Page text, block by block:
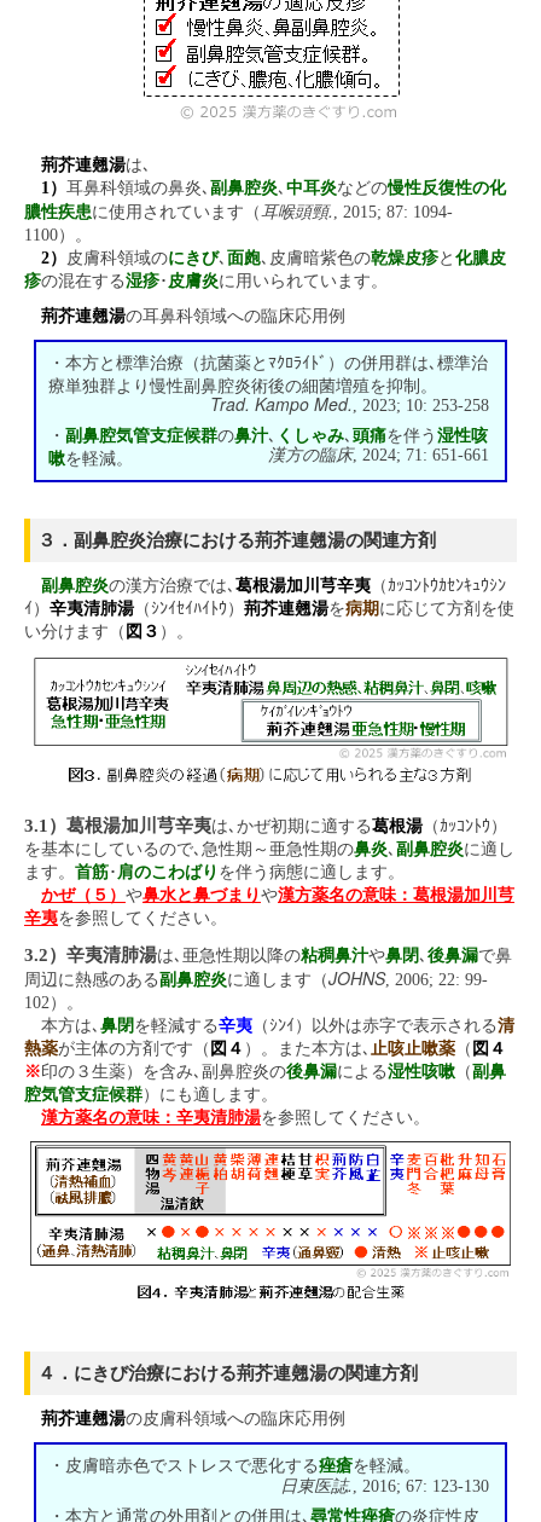
荊芥連翹湯は､
1） 耳鼻科領域の鼻炎､ 副鼻腔炎､ 中耳炎などの慢性反復性の化
膿性疾患に使用されています（耳喉頭頸.
, 2015; 87: 1094-
1100）。
2）
皮膚科領域のにきび､ 面皰､皮膚暗紫色の乾燥皮疹と 化膿皮
疹の混在する湿疹･ 皮膚炎に用いられています。
荊芥連翹湯の耳鼻科領域への臨床応用例
・本方と標準治療（抗菌薬とﾏｸﾛﾗｲﾄﾞ）の併用群は､標準治
療単独群より慢性副鼻腔炎術後の細菌増殖を抑制。
Trad. Kampo Med. , 2023; 10: 253-258
・副鼻腔気管支症候群の鼻汁､ くしゃみ､頭痛を伴う湿性咳
嗽を軽減。 漢方の臨床, 2024; 71: 651-661
３．副鼻腔炎治療における荊芥連翹湯の関連方剤
副鼻腔炎の漢方治療では､ 葛根湯加川芎辛夷 （ｶｯｺﾝﾄｳｶｾﾝｷｭｳｼﾝ
ｲ） 辛夷清肺湯（ｼﾝｲｾｲﾊｲﾄｳ） 荊芥連翹湯を病期 に応じて方剤を使
い分けます（ 図３ ）。
3.1）葛根湯加川芎辛夷は､かぜ初期に適する葛根湯（ｶｯｺﾝﾄｳ）
を基本にしているので､急性期～亜急性期の鼻炎､ 副鼻腔炎に適し
ます。 首筋･ 肩のこわばり を伴う病態に適します。
かぜ（５） や鼻水と鼻づまり や漢方薬名の意味：葛根湯加川芎
辛夷を参照してください。
3.2）辛夷清肺湯は､亜急性期以降の粘稠鼻汁や鼻閉 ､ 後鼻漏で鼻
周辺に熱感のある副鼻腔炎に適します（JOHNS, 2006; 22: 99-
102）。
本方は､ 鼻閉 を軽減する辛夷 （ｼﾝｲ）以外は赤字で表示される清
熱薬が主体の方剤です（ 図４ ）。また本方は､ 止咳止嗽薬 （ 図４
※印の３生薬）を含み､副鼻腔炎の後鼻漏による湿性咳嗽 （副鼻
腔気管支症候群）にも適します。
漢方薬名の意味：辛夷清肺湯を参照してください。
４．にきび治療における荊芥連翹湯の関連方剤
荊芥連翹湯の皮膚科領域への臨床応用例
・皮膚暗赤色でストレスで悪化する痤瘡を軽減。
日東医誌.
, 2016; 67: 123-130
・本方と通常の外用剤との併用は､尋常性痤瘡の炎症性皮